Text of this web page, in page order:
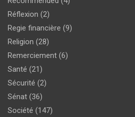
Réflexion (2)
Regie financière (9)
Religion (28)
Remerciement (6)
Santé (21)
Sécurité (2)
Sénat (36)
Société (147)